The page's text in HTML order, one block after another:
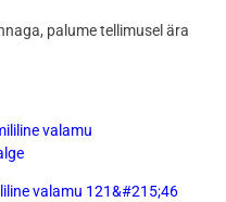
palume tellimusel ära
valamu
valamu 121&#215;46